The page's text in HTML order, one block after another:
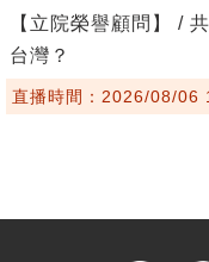
【立院榮譽顧問】 /
台灣？
直播時間：2026/08/06